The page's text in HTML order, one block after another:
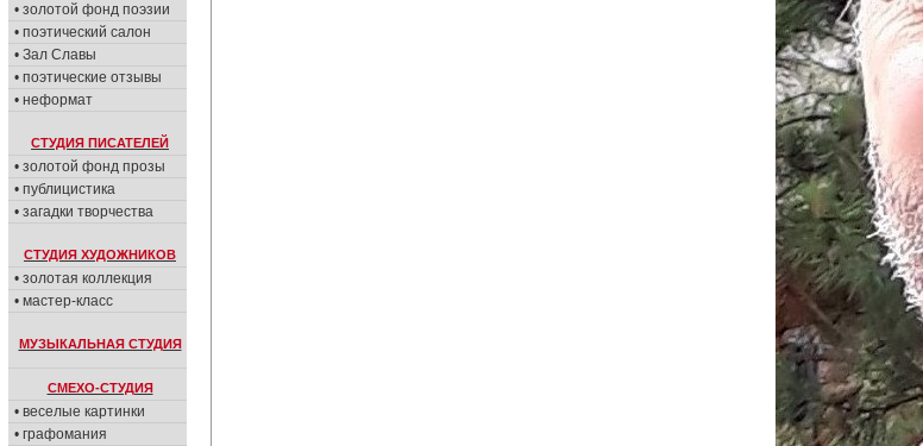
• золотой фонд поэзии
• поэтический салон
• Зал Славы
• поэтические отзывы
• неформат
СТУДИЯ ПИСАТЕЛЕЙ
• золотой фонд прозы
• публицистика
• загадки творчества
СТУДИЯ ХУДОЖНИКОВ
• золотая коллекция
• мастер-класс
МУЗЫКАЛЬНАЯ СТУДИЯ
СМЕХО-СТУДИЯ
• веселые картинки
• графомания